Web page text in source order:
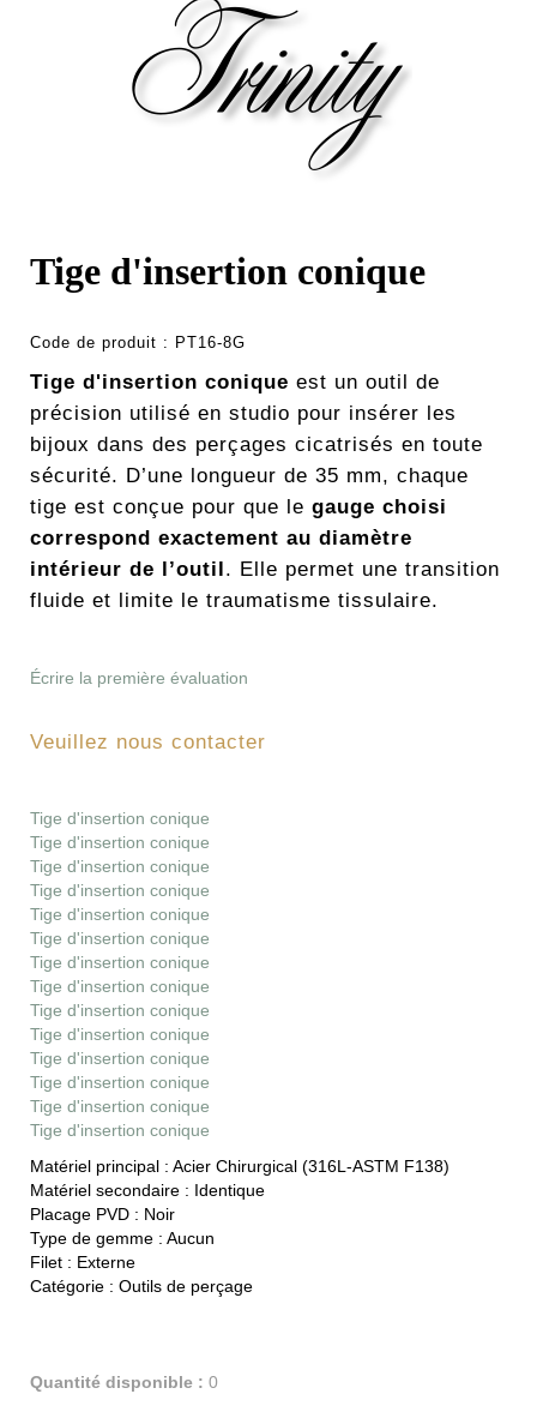
Tige d'insertion conique
Code de produit : PT16-8G
Tige d'insertion conique est un outil de
précision utilisé en studio pour insérer les
bijoux dans des perçages cicatrisés en toute
sécurité. D’une longueur de 35 mm, chaque
tige est conçue pour que le gauge choisi
correspond exactement au diamètre
intérieur de l’outil . Elle permet une transition
fluide et limite le traumatisme tissulaire.
Écrire la première évaluation
Veuillez nous contacter
Tige d'insertion conique
Tige d'insertion conique
Tige d'insertion conique
Tige d'insertion conique
Tige d'insertion conique
Tige d'insertion conique
Tige d'insertion conique
Tige d'insertion conique
Tige d'insertion conique
Tige d'insertion conique
Tige d'insertion conique
Tige d'insertion conique
Tige d'insertion conique
Tige d'insertion conique
Matériel principal : Acier Chirurgical (316L-ASTM F138)
Matériel secondaire : Identique
Placage PVD : Noir
Type de gemme : Aucun
Filet : Externe
Catégorie : Outils de perçage
Quantité disponible : 0